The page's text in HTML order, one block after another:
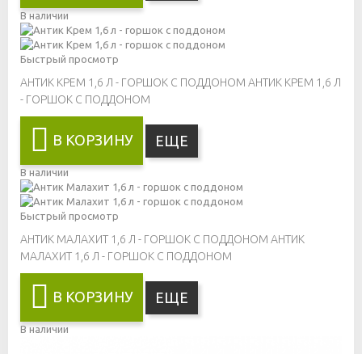
В наличии
Быстрый просмотр
АНТИК КРЕМ 1,6 Л - ГОРШОК С ПОДДОНОМ АНТИК КРЕМ 1,6 Л
- ГОРШОК С ПОДДОНОМ
В КОРЗИНУ ЕЩЕ
В наличии
Быстрый просмотр
АНТИК МАЛАХИТ 1,6 Л - ГОРШОК С ПОДДОНОМ АНТИК
МАЛАХИТ 1,6 Л - ГОРШОК С ПОДДОНОМ
В КОРЗИНУ ЕЩЕ
В наличии